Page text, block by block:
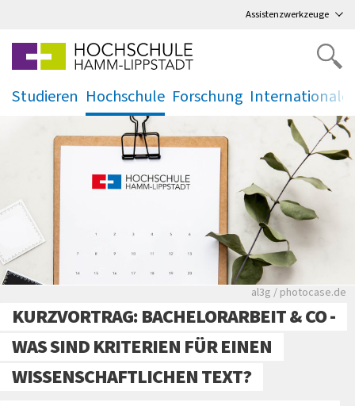
Assistenzwerkzeuge
Studieren Hochschule
.
Forschung
.
Rote leere
al3g / photocase.de
KURZVORTRAG: BACHELORARBEIT & CO -
WAS SIND KRITERIEN FÜR EINEN
WISSENSCHAFTLICHEN TEXT?